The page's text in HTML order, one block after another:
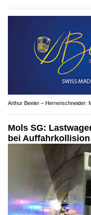
Arthur Beeler – Herrenschneider:
Mols SG:
bei